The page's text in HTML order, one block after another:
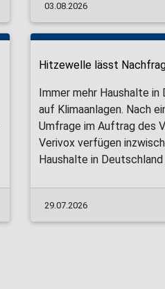
03.08.2026
Hitzewelle lässt
Immer mehr Haushalte
auf Klimaanlagen. Nach
Umfrage im Auftrag des
Verivox verfügen
Haushalte in Deutschland
29.07.2026